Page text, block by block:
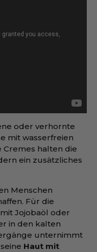
oder verhornte
mit wasserfreien
Cremes halten die
ein zusätzliches
Menschen
Für die
Jojobaöl oder
in den kalten
unternimmt
Haut mit